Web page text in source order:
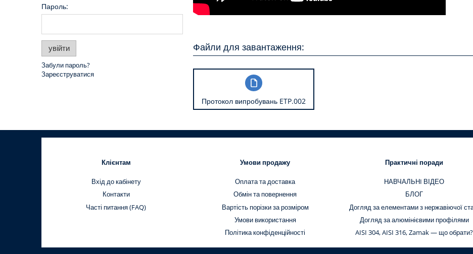
Пароль:
увійти
Забули пароль?
Зареєструватися
Файли для завантаження:
Протокол випробувань ETP.002
Клієнтам
Вхід до кабінету
Контакти
Часті питання (FAQ)
Умови продажу
Оплата та доставка
Обмін та повернення
Вартість порізки за розміром
Умови використання
Політика конфіденційності
Практичні поради
НАВЧАЛЬНI ВІДЕО
БЛОГ
Догляд за елементами з нержавіючої
Догляд за алюмінієвими профілями
AISI 304, AISI 316, Zamak — що обрати?